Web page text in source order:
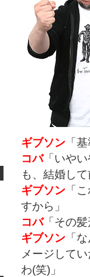
ギブソン 「
コバ「いや
も、結婚し
ギブソン 「
すから」
コバ「その
ギブソン 「
メージして
わ(笑)」